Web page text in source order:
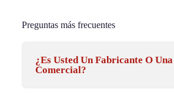
Preguntas más frecuentes
¿Es Usted Un Fabricante O
Comercial?